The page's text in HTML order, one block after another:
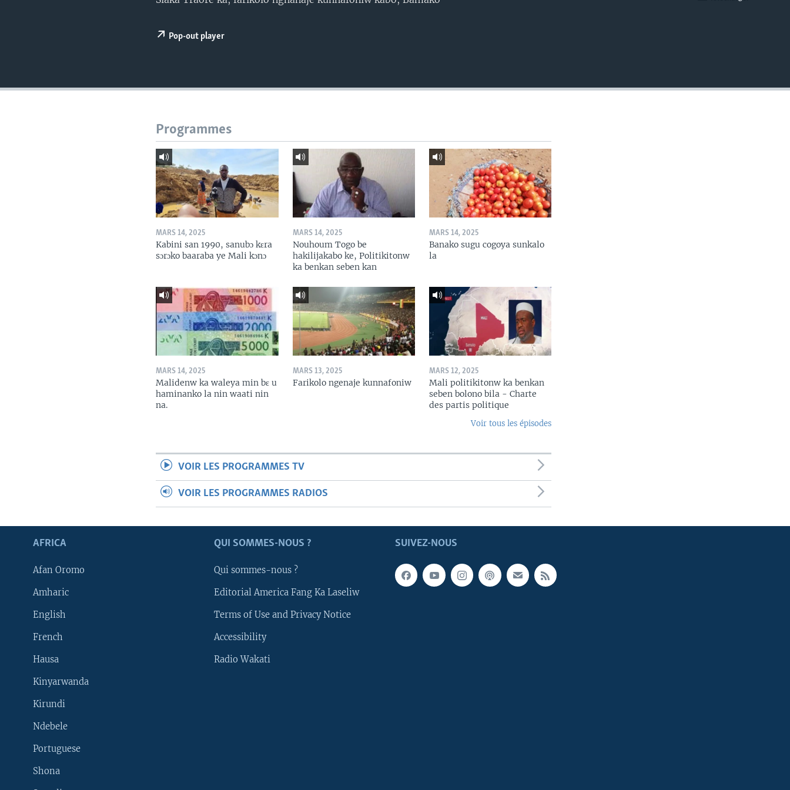
Pop-out player
Programmes
MARS 14, 2025
Kabini san 1990, sanubɔ kɛra
sɔrɔko baaraba ye Mali kɔnɔ
MARS 14, 2025
Nouhoum Togo be
hakilijakabo ke, Politikitonw
ka benkan seben kan
MARS 14, 2025
Banako sugu cogoya sunkalo
la
MARS 14, 2025
Malidenw ka waleya min bɛ u
haminanko la nin waati nin
na.
MARS 13, 2025
Farikolo ngenaje kunnafoniw
MARS 12, 2025
Mali politikitonw ka benkan
seben bolono bila - Charte
des partis politique
Voir tous les épisodes
VOIR LES PROGRAMMES TV
VOIR LES PROGRAMMES RADIOS
SUIVEZ-NOUS
AFRICA
Afan Oromo
Amharic
English
French
Hausa
Kinyarwanda
Kirundi
Ndebele
Portuguese
Shona
QUI SOMMES-NOUS ?
Qui sommes-nous ?
Editorial America Fang Ka Laseliw
Terms of Use and Privacy Notice
Accessibility
Radio Wakati